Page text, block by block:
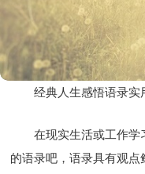
经典人生感悟语录实
在现实生活或工作学
的语录吧，语录具有观